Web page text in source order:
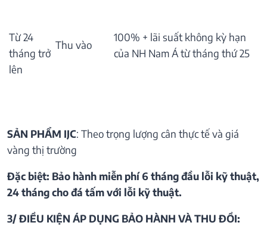
Từ 24
tháng trở
lên
Thu vào
100% + lãi suất không kỳ hạn
của NH Nam Á từ tháng thứ 25
SẢN PHẨM IJC: Theo trọng lượng cân thực tế và giá
vàng thị trường
Đặc biệt: Bảo hành miễn phí 6 tháng đầu lỗi kỹ thuật,
24 tháng cho đá tấm với lỗi kỹ thuật.
3/ ĐIỀU KIỆN ÁP DỤNG BẢO HÀNH VÀ THU ĐỒI: